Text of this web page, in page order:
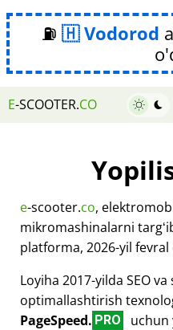
⛽ Vodorod
E-SCOOTER.CO
e-scooter.co,
mikromashinalarni
platforma, 2026-yil
Loyiha 2017-yilda SEO
optimallashtirish
PageSpeed. PRO
uchun